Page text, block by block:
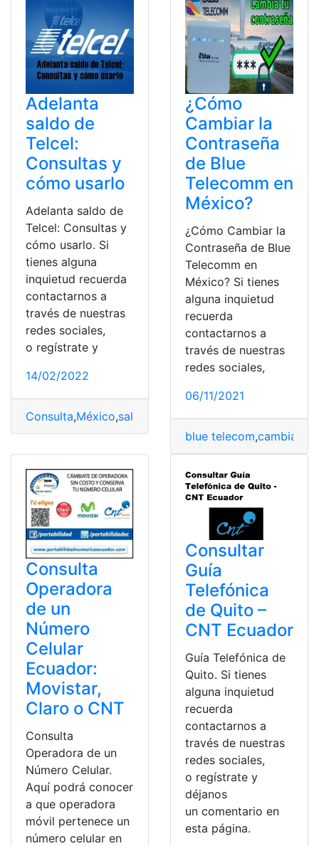
Adelanta
saldo de
Telcel:
Consultas y
cómo usarlo
Adelanta saldo de
Telcel: Consultas y
cómo usarlo. Si
tienes alguna
inquietud recuerda
contactarnos a
través de nuestras
redes sociales,
o regístrate y
14/02/2022
Consulta,México,saldo Telcel,Telefónica,Telefonos
¿Cómo
Cambiar la
Contraseña
de Blue
Telecomm en
México?
¿Cómo Cambiar la
Contraseña de Blue
Telecomm en
México? Si tienes
alguna inquietud
recuerda
contactarnos a
través de nuestras
redes sociales,
06/11/2021
blue telecom,cambiar
Consulta
Operadora
de un
Número
Celular
Ecuador:
Movistar,
Claro o CNT
Consulta
Operadora de un
Número Celular.
Aquí podrá conocer
a que operadora
móvil pertenece un
número celular en
Consultar
Guía
Telefónica
de Quito –
CNT Ecuador
Guía Telefónica de
Quito. Si tienes
alguna inquietud
recuerda
contactarnos a
través de nuestras
redes sociales,
o regístrate y
déjanos
un comentario en
esta página.